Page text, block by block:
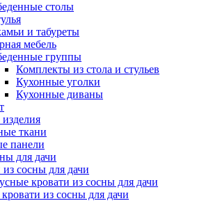
столы
и табуреты
мебель
группы
Комплекты из стола и стульев
Кухонные уголки
Кухонные диваны
ткани
панели
для дачи
сосны для дачи
кровати из сосны для дачи
из сосны для дачи